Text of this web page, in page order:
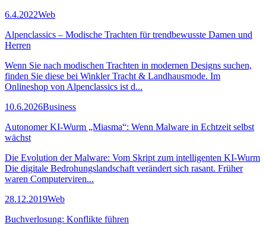
6.4.2022Web
Alpenclassics – Modische Trachten für trendbewusste Damen und
Herren
Wenn Sie nach modischen Trachten in modernen Designs suchen,
finden Sie diese bei Winkler Tracht & Landhausmode. Im
Onlineshop von Alpenclassics ist d...
10.6.2026Business
Autonomer KI-Wurm „Miasma“: Wenn Malware in Echtzeit selbst
wächst
Die Evolution der Malware: Vom Skript zum intelligenten KI-Wurm
Die digitale Bedrohungslandschaft verändert sich rasant. Früher
waren Computerviren...
28.12.2019Web
Buchverlosung: Konflikte führen